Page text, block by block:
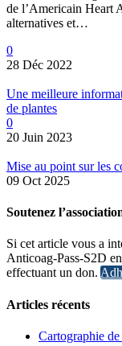
de l’Americain Heart
alternatives et…
0
28 Déc 2022
Une meilleure
de plantes
0
20 Juin 2023
Mise au point sur les
09 Oct 2025
Soutenez
Si cet article vous a
Anticoag-Pass-S2D
effectuant un don.
Articles récents
Cartographie de